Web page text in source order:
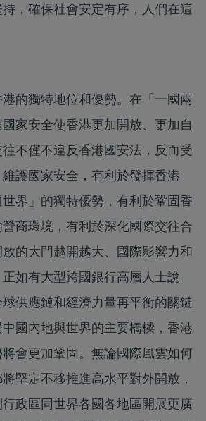
，確保社會安定有序，人們在這
的獨特地位和優勢。在「一國兩
家安全使香港更加開放、更加自
不僅不違反香港國安法，反而受
護國家安全，有利於發揮香港
世界」的獨特優勢，有利於鞏固香
商環境，有利於深化國際交往合
的大門越開越大、國際影響力和
如有大型跨國銀行高層人士說
供應鏈和經濟力量再平衡的關鍵
國內地與世界的主要橋樑，香港
會更加鞏固。無論國際風雲如何
堅定不移推進高水平對外開放，
政區同世界各國各地區開展更廣